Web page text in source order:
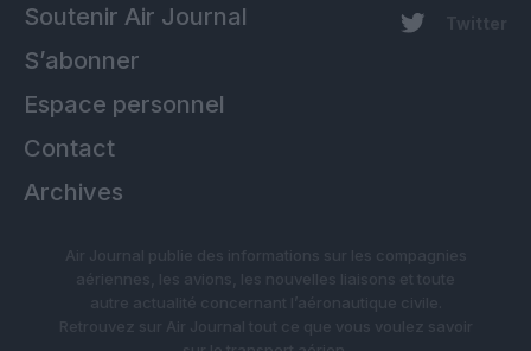
Soutenir Air Journal
S’abonner
Espace personnel
Contact
Archives